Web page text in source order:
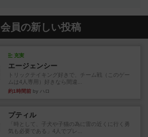
会員の新しい投稿
充実
エージェンシー
トリックテイキング好きで、チーム戦（このゲー
ムは4人専用）好きなら間違...
約1時間前 by ハロ
プティル
「時として、子犬や子猫の為に雷の近くに行く勇
気も必要である」4人でプレ...